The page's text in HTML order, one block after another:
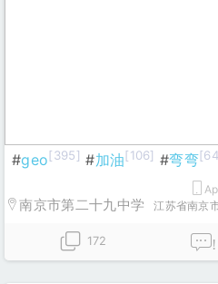
#geo[395] #加油[106] #弯弯
南京市第二十九中学 江苏省南京
172 !